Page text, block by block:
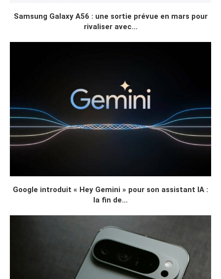
Samsung Galaxy A56 : une sortie prévue en mars pour
rivaliser avec...
Google introduit « Hey Gemini » pour son assistant IA :
la fin de...